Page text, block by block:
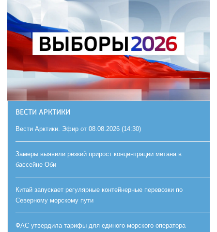
ВЕСТИ АРКТИКИ
Вести Арктики. Эфир от 08.08.2026 (14:30)
Замеры выявили резкий прирост концентрации метана в
бассейне Оби
Китай запускает регулярные контейнерные перевозки по
Северному морскому пути
ФАС утвердила тарифы для единого морского оператора